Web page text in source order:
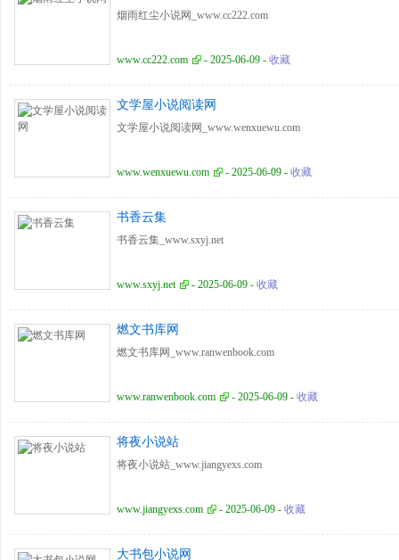
烟雨红尘小说网_www.cc222.com
www.cc222.com - 2025-06-09 - 收藏
文学屋小说阅读网
文学屋小说阅读网_www.wenxuewu.com
www.wenxuewu.com - 2025-06-09 - 收藏
书香云集
书香云集_www.sxyj.net
www.sxyj.net - 2025-06-09 - 收藏
燃文书库网
燃文书库网_www.ranwenbook.com
www.ranwenbook.com - 2025-06-09 - 收藏
将夜小说站
将夜小说站_www.jiangyexs.com
www.jiangyexs.com - 2025-06-09 - 收藏
大书包小说网